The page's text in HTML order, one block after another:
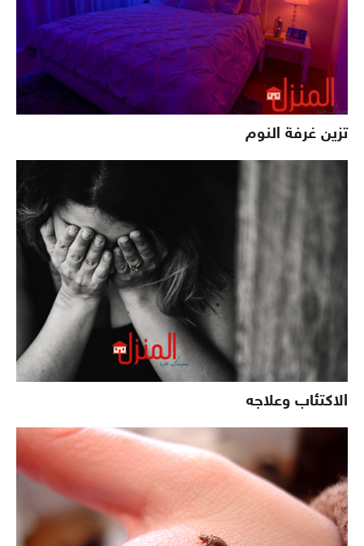
تزين غرفة النوم
الاكتئاب وعلاجه